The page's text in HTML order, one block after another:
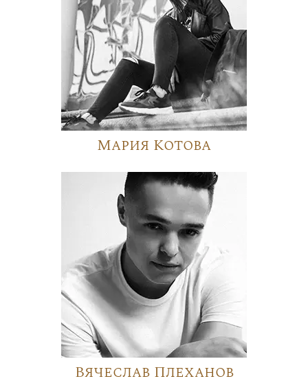
Мария Котова
Вячеслав Плеханов